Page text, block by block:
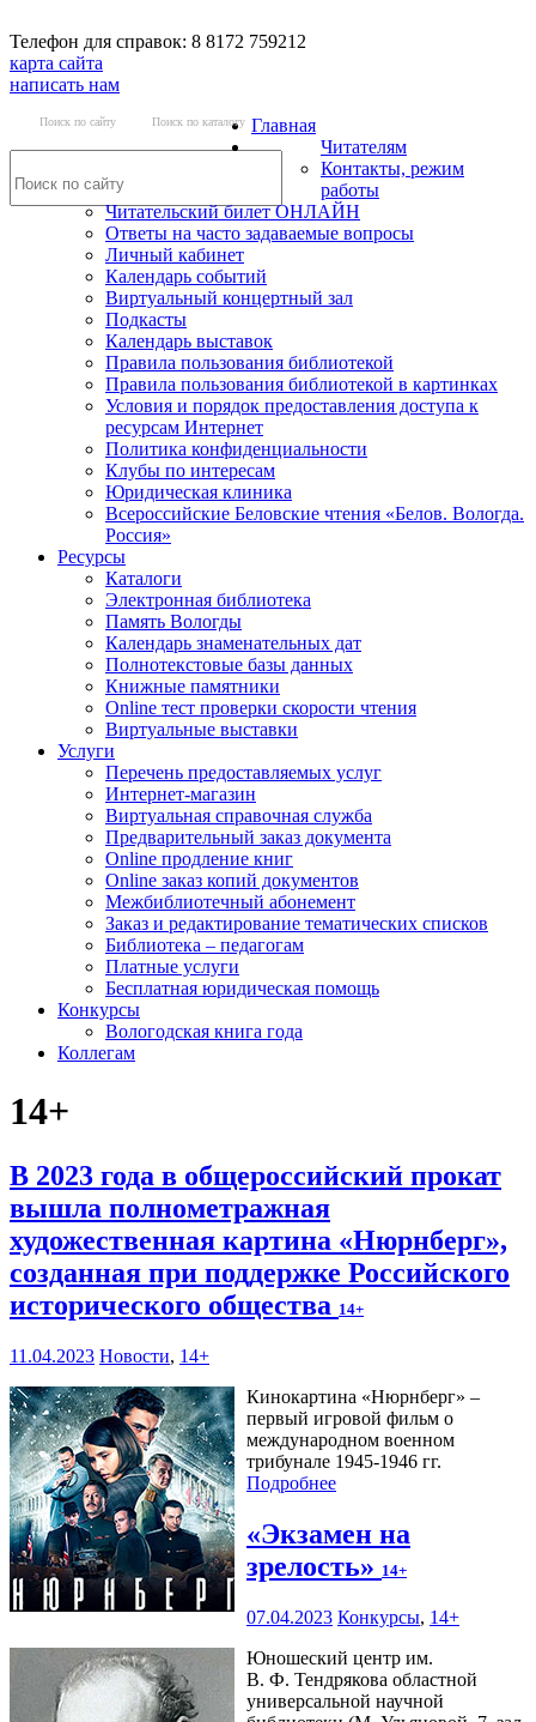
Телефон для справок: 8 8172 759212
карта сайта
написать нам
Поиск по сайту Поиск по каталогу Главная
Читателям
Контакты, режим
работы
Читательский билет ОНЛАЙН
Ответы на часто задаваемые вопросы
Личный кабинет
Календарь событий
Виртуальный концертный зал
Подкасты
Календарь выставок
Правила пользования библиотекой
Правила пользования библиотекой в картинках
Условия и порядок предоставления доступа к
ресурсам Интернет
Политика конфиденциальности
Клубы по интересам
Юридическая клиника
Всероссийские Беловские чтения «Белов. Вологда.
Россия»
Ресурсы
Каталоги
Электронная библиотека
Память Вологды
Календарь знаменательных дат
Полнотекстовые базы данных
Книжные памятники
Online тест проверки скорости чтения
Виртуальные выставки
Услуги
Перечень предоставляемых услуг
Интернет-магазин
Виртуальная справочная служба
Предварительный заказ документа
Online продление книг
Online заказ копий документов
Межбиблиотечный абонемент
Заказ и редактирование тематических списков
Библиотека – педагогам
Платные услуги
Бесплатная юридическая помощь
Конкурсы
Вологодская книга года
Коллегам
14+
В 2023 года в общероссийский прокат
вышла полнометражная
художественная картина «Нюрнберг»,
созданная при поддержке Российского
исторического общества 14+
11.04.2023 Новости, 14+
Кинокартина «Нюрнберг» –
первый игровой фильм о
международном военном
трибунале 1945-1946 гг.
Подробнее
«Экзамен на
зрелость» 14+
07.04.2023 Конкурсы, 14+
Юношеский центр им.
В. Ф. Тендрякова областной
универсальной научной